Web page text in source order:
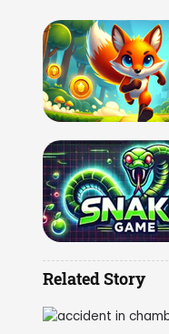
Related Story